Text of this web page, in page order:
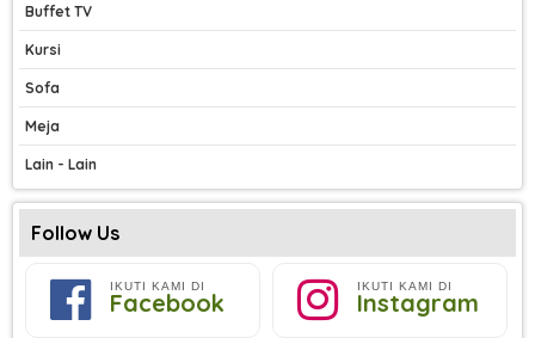
Buffet TV
Kursi
Sofa
Meja
Lain - Lain
Follow Us
IKUTI KAMI DI
Facebook
IKUTI KAMI DI
Instagram